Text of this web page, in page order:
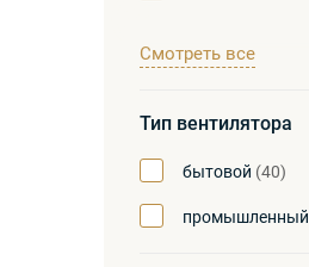
Смотреть все
Тип вентилятора
бытовой (40)
промышленный